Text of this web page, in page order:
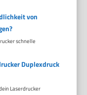
von
schnelle
Duplexdruck
Laserdrucker